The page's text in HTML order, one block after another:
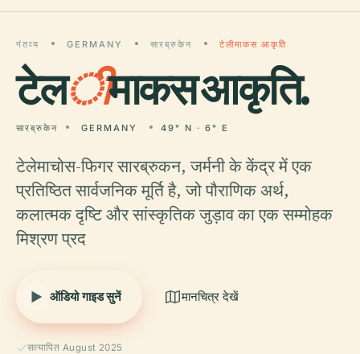
गंतव्य GERMANY सारब्रुकेन टेलीमाकस आकृति
टेलीमाकस आकृति.
सारब्रुकेन GERMANY 49° N · 6° E
टेलेमाचोस-फिगर सारब्रुकन, जर्मनी के केंद्र में एक
प्रतिष्ठित सार्वजनिक मूर्ति है, जो पौराणिक अर्थ,
कलात्मक दृष्टि और सांस्कृतिक जुड़ाव का एक सम्मोहक
मिश्रण प्रद
ऑडियो गाइड सुनें मानचित्र देखें
सत्यापित August 2025